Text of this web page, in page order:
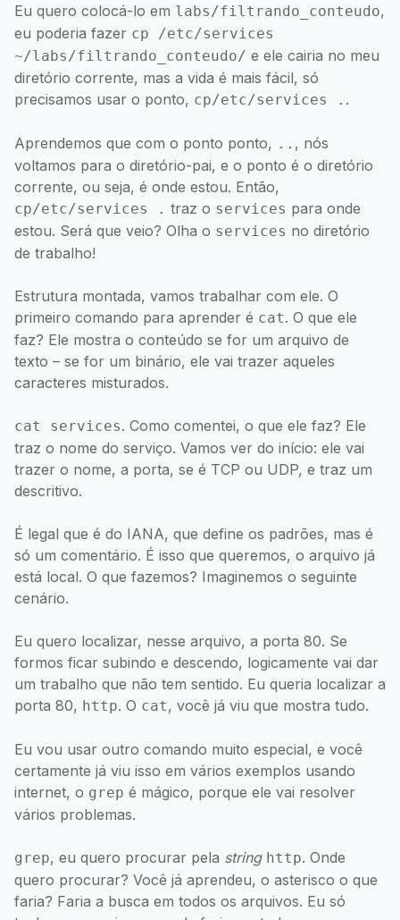
Eu quero colocá-lo em labs/filtrando_conteudo,
eu poderia fazer cp /etc/services
~/labs/filtrando_conteudo/ e ele cairia no meu
diretório corrente, mas a vida é mais fácil, só
precisamos usar o ponto, cp/etc/services . .
Aprendemos que com o ponto ponto, .. , nós
voltamos para o diretório-pai, e o ponto é o diretório
corrente, ou seja, é onde estou. Então,
cp/etc/services . traz o services para onde
estou. Será que veio? Olha o services no diretório
de trabalho!
Estrutura montada, vamos trabalhar com ele. O
primeiro comando para aprender é cat. O que ele
faz? Ele mostra o conteúdo se for um arquivo de
texto – se for um binário, ele vai trazer aqueles
caracteres misturados.
cat services. Como comentei, o que ele faz? Ele
traz o nome do serviço. Vamos ver do início: ele vai
trazer o nome, a porta, se é TCP ou UDP, e traz um
descritivo.
É legal que é do IANA, que define os padrões, mas é
só um comentário. É isso que queremos, o arquivo já
está local. O que fazemos? Imaginemos o seguinte
cenário.
Eu quero localizar, nesse arquivo, a porta 80. Se
formos ficar subindo e descendo, logicamente vai dar
um trabalho que não tem sentido. Eu queria localizar a
porta 80, http. O cat, você já viu que mostra tudo.
Eu vou usar outro comando muito especial, e você
certamente já viu isso em vários exemplos usando
internet, o grep é mágico, porque ele vai resolver
vários problemas.
grep, eu quero procurar pela string http. Onde
quero procurar? Você já aprendeu, o asterisco o que
faria? Faria a busca em todos os arquivos. Eu só